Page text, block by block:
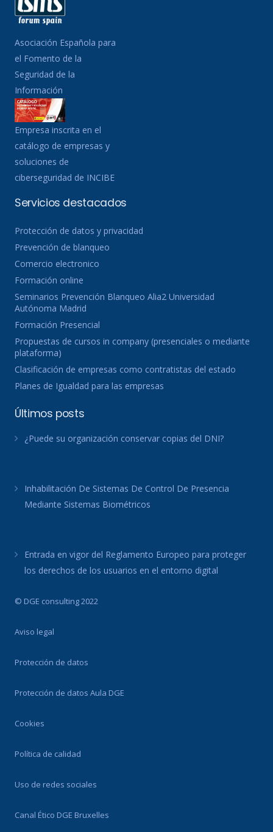
Asociación Española para
el Fomento de la
Seguridad de la
Información
Empresa inscrita en el
catálogo de empresas y
soluciones de
ciberseguridad de INCIBE
Servicios destacados
Protección de datos y privacidad
Prevención de blanqueo
Comercio electronico
Formación online
Seminarios Prevención Blanqueo Alia2 Universidad
Autónoma Madrid
Formación Presencial
Propuestas de cursos in company (presenciales o mediante
plataforma)
Clasificación de empresas como contratistas del estado
Planes de Igualdad para las empresas
Últimos posts
¿Puede su organización conservar copias del DNI?
Inhabilitación De Sistemas De Control De Presencia
Mediante Sistemas Biométricos
Entrada en vigor del Reglamento Europeo para proteger
los derechos de los usuarios en el entorno digital
© DGE consulting 2022
Aviso legal
Protección de datos
Protección de datos Aula DGE
Cookies
Política de calidad
Uso de redes sociales
Canal Ético DGE Bruxelles